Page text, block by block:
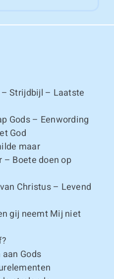
Strijdbijl – Laatste
Gods – Eenwording
God
maar
– Boete doen op
Christus – Levend
gij neemt Mij niet
Gods